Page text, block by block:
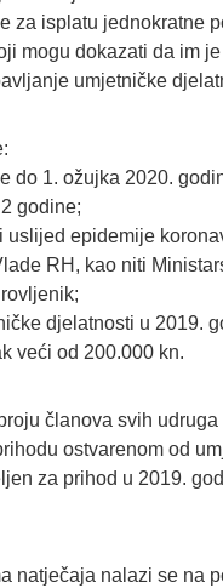
za isplatu jednokratne
mogu dokazati da im
umjetničke
do 1. ožujka 2020.
godine;
uslijed epidemije
RH, kao niti
djelatnosti u 2019.
veći od 200.000 kn.
članova svih
ostvarenom od
za prihod u 2019.
natječaja nalazi se na